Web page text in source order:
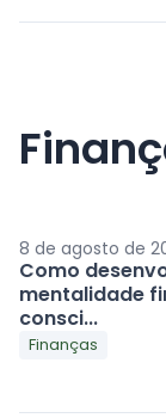
8 de agosto de
Como
mentalidade
consci...
Finanças